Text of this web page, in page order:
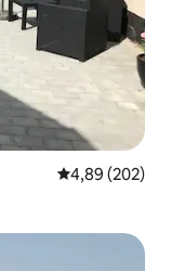
Note
4,89 (202)